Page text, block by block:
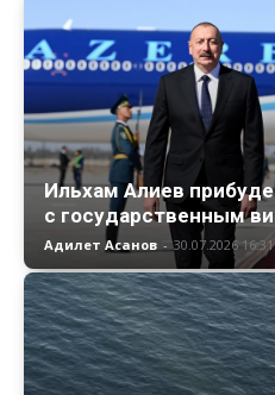
Ильхам Алиев
с государственным
Адилет Асанов - 30.07.2026 16:31